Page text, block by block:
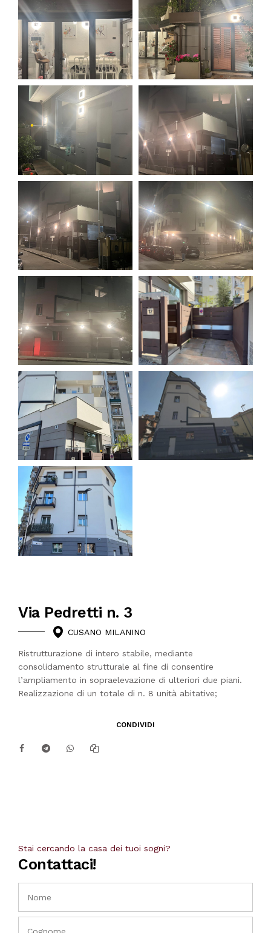
LISSONE
MONZA
MILANO
RHO
VAREDO
SEREGNO
SESTO SAN GIOVANNI
STRESA
ZEROPENSIERI
CHI SIAMO
CONTATTI
Via Pedretti n. 3
CUSANO MILANINO
Ristrutturazione di intero stabile, mediante
consolidamento strutturale al fine di consentire
l’ampliamento in sopraelevazione di ulteriori due piani.
Realizzazione di un totale di n. 8 unità abitative;
CONDIVIDI
Stai cercando la casa dei tuoi sogni?
Contattaci!